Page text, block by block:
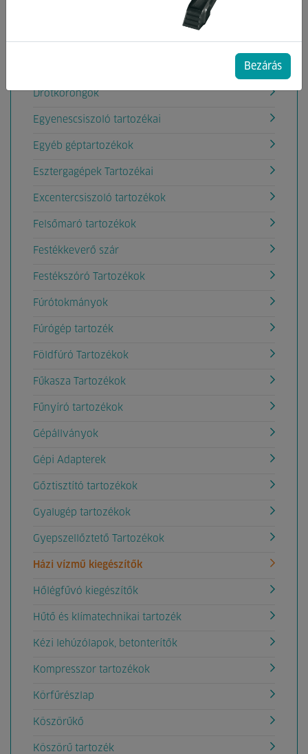
Csiszolás
Drótkorongok
Egyenescsiszoló tartozékai
Egyéb géptartozékok
Esztergagépek Tartozékai
Excentercsiszoló tartozékok
Felsőmaró tartozékok
Festékkeverő szár
Festékszóró Tartozékok
Fúrótokmányok
Fúrógép tartozék
Földfúró Tartozékok
Fűkasza Tartozékok
Fűnyíró tartozékok
Gépállványok
Gépi Adapterek
Gőztisztító tartozékok
Gyalugép tartozékok
Gyepszellőztető Tartozékok
Házi vízmű kiegészítők
Hőlégfűvó kiegészítők
Hűtő és klímatechnikai tartozék
Kézi lehúzólapok, betonterítők
Kompresszor tartozékok
Körfűrészlap
Köszörűkő
Köszörű tartozék
Bezárás